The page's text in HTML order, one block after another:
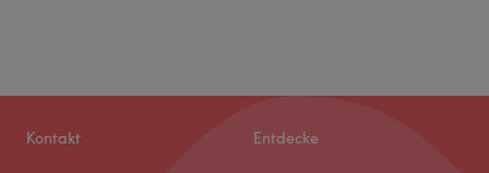
Kontakt Entdecke